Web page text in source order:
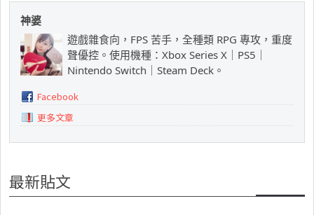
神婆
遊戲雜食向，FPS 苦手，全種類 RPG 專攻，重度
聲優控。使用機種：Xbox Series X｜PS5｜
Nintendo Switch｜Steam Deck。
Facebook
更多文章
最新貼文